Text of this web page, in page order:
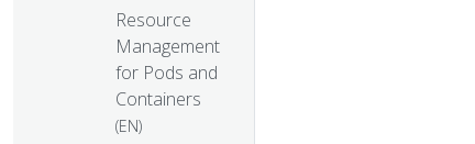
Resource
Management
for Pods and
Containers
(EN)